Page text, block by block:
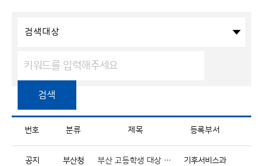
검색대상
검색
번호 분류 제목 등록부서
공지 부산청 부산 고등학생 대상 기상, 기후 진로 체험 꿈담기 프로그램 안내 기후서비스과